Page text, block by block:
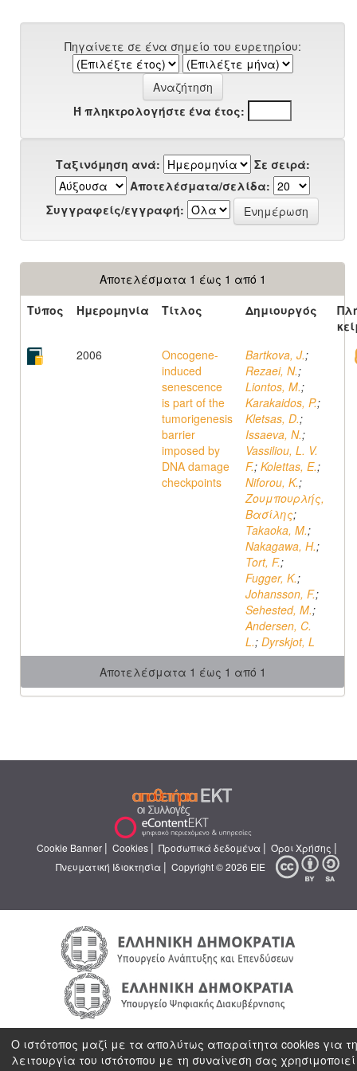
Πηγαίνετε σε ένα σημείο του ευρετηρίου:
Ή πληκτρολογήστε ένα έτος:
Ταξινόμηση ανά:
Σε σειρά:
Αποτελέσματα/σελίδα:
Συγγραφείς/εγγραφή:
Αποτελέσματα 1 έως 1 από 1
Τύπος
Ημερομηνία Τίτλος Δημιουργός
2006
Oncogene-
induced
senescence
is part of the
tumorigenesis
barrier
imposed by
DNA damage
checkpoints
Bartkova, J.;
Rezaei, N.;
Liontos, M.;
Karakaidos, P.;
Kletsas, D.;
Issaeva, N.;
Vassiliou, L. V.
F.; Kolettas, E.;
Niforou, K.;
Ζουμπουρλής,
Βασίλης;
Takaoka, M.;
Nakagawa, H.;
Tort, F.;
Fugger, K.;
Johansson, F.;
Sehested, M.;
Andersen, C.
L.; Dyrskjot, L
Αποτελέσματα 1 έως 1 από 1
Cookie Banner | Cookies | Προσωπικά δεδομένα | Όροι Χρήσης |
Πνευματική Ιδιοκτησία | Copyright © 2026 ΕΙΕ
Ο ιστότοπος μαζί με τα απολύτως απαραίτητα cookies για
λειτουργία του ιστότοπου με τη συναίνεση σας χρησιμοποιεί